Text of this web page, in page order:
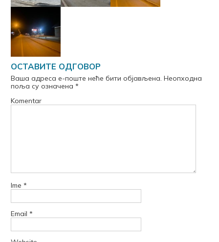
ОСТАВИТЕ ОДГОВОР
Ваша адреса е-поште неће бити објављена. Неопходна
поља су означена*
Komentar
Ime *
Email *